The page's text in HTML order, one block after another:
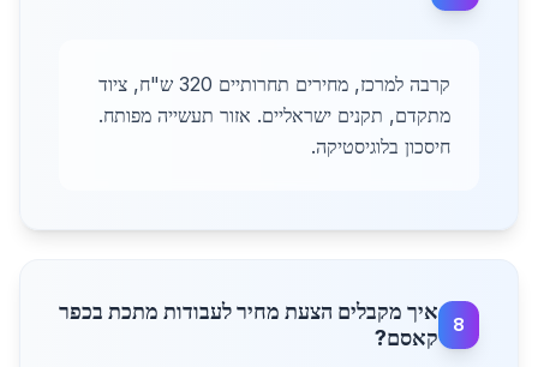
קרבה למרכז, מחירים תחרותיים 320 ש"ח, ציוד
מתקדם, תקנים ישראליים. אזור תעשייה מפותח.
חיסכון בלוגיסטיקה.
8
איך מקבלים הצעת מחיר לעבודות מתכת בכפר
קאסם?